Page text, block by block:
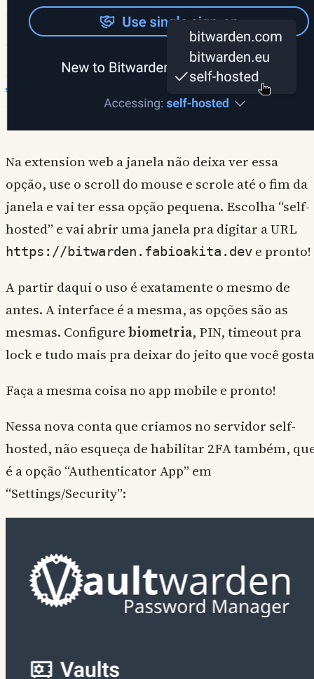
Na extension web a janela não deixa ver essa
opção, use o scroll do mouse e scrole até o fim da
janela e vai ter essa opção pequena. Escolha “self-
hosted” e vai abrir uma janela pra digitar a URL
https://bitwarden.fabioakita.dev e pronto!
A partir daqui o uso é exatamente o mesmo de
antes. A interface é a mesma, as opções são as
mesmas. Configurebiometria, PIN, timeout pra
lock e tudo mais pra deixar do jeito que você
Faça a mesma coisa no app mobile e pronto!
Nessa nova conta que criamos no servidor self-
hosted, não esqueça de habilitar 2FA também,
é a opção “Authenticator App” em
“Settings/Security”: